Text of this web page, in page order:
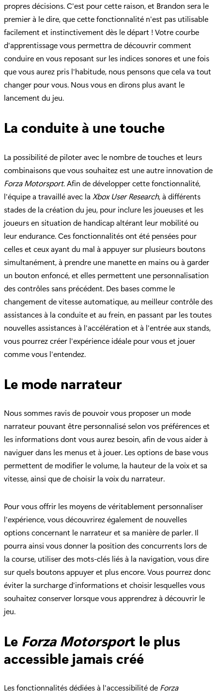
propres décisions. C'est pour cette raison, et Brandon sera le
premier à le dire, que cette fonctionnalité n'est pas utilisable
facilement et instinctivement dès le départ ! Votre courbe
d'apprentissage vous permettra de découvrir comment
conduire en vous reposant sur les indices sonores et une fois
que vous aurez pris l'habitude, nous pensons que cela va tout
changer pour vous. Nous vous en dirons plus avant le
lancement du jeu.
La conduite à une touche
La possibilité de piloter avec le nombre de touches et leurs
combinaisons que vous souhaitez est une autre innovation de
Forza Motorsport. Afin de développer cette fonctionnalité,
l'équipe a travaillé avec la Xbox User Research, à différents
stades de la création du jeu, pour inclure les joueuses et les
joueurs en situation de handicap altérant leur mobilité ou
leur endurance. Ces fonctionnalités ont été pensées pour
celles et ceux ayant du mal à appuyer sur plusieurs boutons
simultanément, à prendre une manette en mains ou à garder
un bouton enfoncé, et elles permettent une personnalisation
des contrôles sans précédent. Des bases comme le
changement de vitesse automatique, au meilleur contrôle des
assistances à la conduite et au frein, en passant par les toutes
nouvelles assistances à l'accélération et à l'entrée aux stands,
vous pourrez créer l'expérience idéale pour vous et jouer
comme vous l'entendez.
Le mode narrateur
Nous sommes ravis de pouvoir vous proposer un mode
narrateur pouvant être personnalisé selon vos préférences et
les informations dont vous aurez besoin, afin de vous aider à
naviguer dans les menus et à jouer. Les options de base vous
permettent de modifier le volume, la hauteur de la voix et sa
vitesse, ainsi que de choisir la voix du narrateur.
Pour vous offrir les moyens de véritablement personnaliser
l'expérience, vous découvrirez également de nouvelles
options concernant le narrateur et sa manière de parler. Il
pourra ainsi vous donner la position des concurrents lors de
la course, utiliser des mots-clés liés à la navigation, vous dire
sur quels boutons appuyer et plus encore. Vous pourrez donc
éviter la surcharge d'informations et choisir lesquelles vous
souhaitez conserver lorsque vous apprendrez à découvrir le
jeu.
Le Forza Motorsport le plus
accessible jamais créé
Les fonctionnalités dédiées à l'accessibilité de Forza